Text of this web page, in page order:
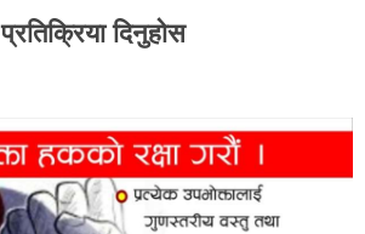
प्रतिक्रिया दिनुहोस